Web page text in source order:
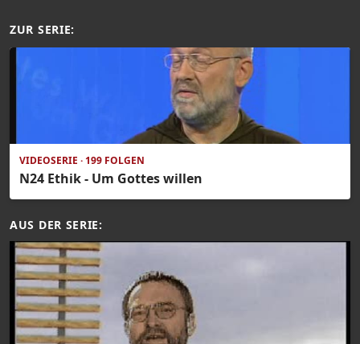
ZUR SERIE:
VIDEOSERIE · 199 FOLGEN
N24 Ethik - Um Gottes willen
AUS DER SERIE: